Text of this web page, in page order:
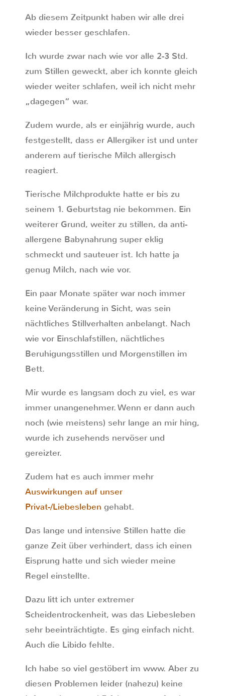
Ab diesem Zeitpunkt haben wir alle drei
wieder besser geschlafen.
Ich wurde zwar nach wie vor alle 2-3 Std.
zum Stillen geweckt, aber ich konnte gleich
wieder weiter schlafen, weil ich nicht mehr
„dagegen“ war.
Zudem wurde, als er einjährig wurde, auch
festgestellt, dass er Allergiker ist und unter
anderem auf tierische Milch allergisch
reagiert.
Tierische Milchprodukte hatte er bis zu
seinem 1. Geburtstag nie bekommen. Ein
weiterer Grund, weiter zu stillen, da anti-
allergene Babynahrung super eklig
schmeckt und sauteuer ist. Ich hatte ja
genug Milch, nach wie vor.
Ein paar Monate später war noch immer
keine Veränderung in Sicht, was sein
nächtliches Stillverhalten anbelangt. Nach
wie vor Einschlafstillen, nächtliches
Beruhigungsstillen und Morgenstillen im
Bett.
Mir wurde es langsam doch zu viel, es war
immer unangenehmer. Wenn er dann auch
noch (wie meistens) sehr lange an mir hing,
wurde ich zusehends nervöser und
gereizter.
Zudem hat es auch immer mehr
Auswirkungen auf unser
Privat-/Liebesleben gehabt.
Das lange und intensive Stillen hatte die
ganze Zeit über verhindert, dass ich einen
Eisprung hatte und sich wieder meine
Regel einstellte.
Dazu litt ich unter extremer
Scheidentrockenheit, was das Liebesleben
sehr beeinträchtigte. Es ging einfach nicht.
Auch die Libido fehlte.
Ich habe so viel gestöbert im www. Aber zu
diesen Problemen leider (nahezu) keine